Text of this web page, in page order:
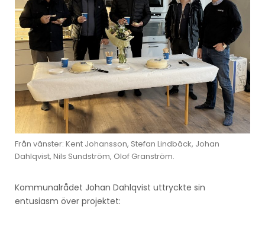
Från vänster: Kent Johansson, Stefan Lindbäck, Johan
Dahlqvist, Nils Sundström, Olof Granström.
Kommunalrådet Johan Dahlqvist uttryckte sin
entusiasm över projektet: